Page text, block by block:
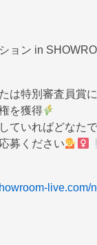
ョン in
は特別審査員賞
を獲得
ていればどなた
募ください
live.com/